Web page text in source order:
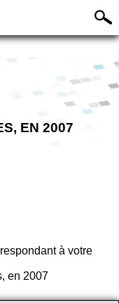
EN 2007
à votre
en 2007